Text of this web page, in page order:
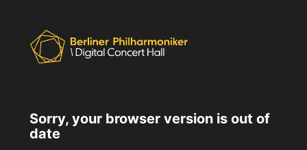
Sorry, your browser version is out of
date